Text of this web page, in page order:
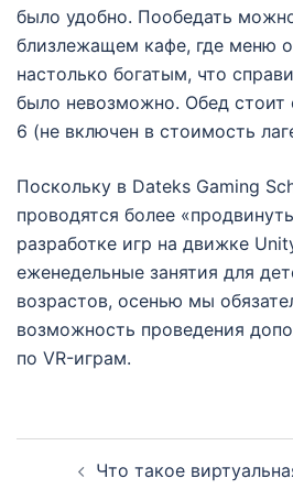
было удобно. Пообедать
близлежащем кафе, где меню
настолько богатым, что
было невозможно. Обед
6 (не включен в стоимость
Поскольку в Dateks Gaming
проводятся более
разработке игр на движке
еженедельные занятия для
возрастов, осенью мы
возможность проведения
по VR-играм.
записиЧто такое